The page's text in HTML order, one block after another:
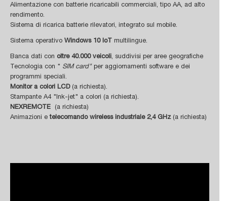
Alimentazione con batterie ricaricabili commerciali, tipo AA, ad alto
rendimento.
Sistema di ricarica batterie rilevatori, integrato sul mobile.
Sistema operativo Windows 10 IoT multilingue.
Banca dati con oltre 40.000 veicoli, suddivisi per aree geografiche
Tecnologia con " SIM card" per aggiornamenti software e dei
programmi speciali.
Monitor a colori LCD (a richiesta).
Stampante A4 "Ink-jet" a colori (a richiesta).
NEXREMOTE
(a richiesta)
Animazioni etelecomando wireless industriale 2,4 GHz(a richiesta)